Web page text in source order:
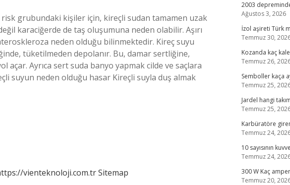
risk grubundaki kişiler için, kireçli sudan tamamen uzak
karaciğerde de taş oluşumuna neden olabilir. Aşırı
neden olduğu bilinmektedir. Kireç suyu
tüketilmeden depolanır. Bu, damar sertliğine,
açar. Ayrıca sert suda banyo yapmak cilde ve saçlara
suyun neden olduğu hasar Kireçli suyla duş almak
vienteknoloji.com.trSitemap
2003
Ağustos 3, 2026
İzol aşireti Türk
Temmuz 30,
Kozanda kaç
Temmuz 26,
Semboller kaça
Temmuz 25,
Jardel hangi
Temmuz 25,
Karbüratöre
Temmuz 24,
10 sayısının
Temmuz 24,
300 W Kaç
Temmuz 20,